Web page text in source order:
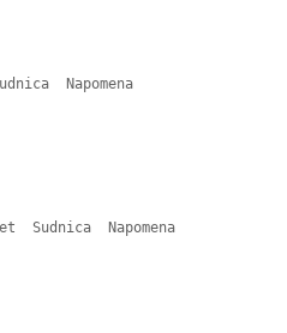
Napomena
Sudnica  Napomena